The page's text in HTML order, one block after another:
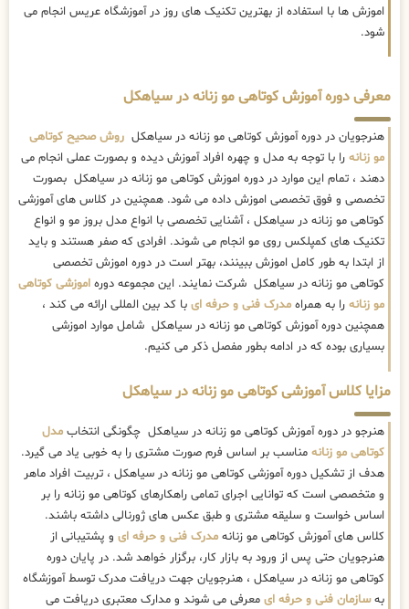
اموزش ها با استفاده از بهترین تکنیک های روز در آموزشگاه عریس انجام می
شود.
معرفی دوره آموزش کوتاهی مو زنانه در سیاهکل
هنرجویان در دوره آموزش کوتاهی مو زنانه در سیاهکل روش صحیح کوتاهی
مو زنانه را با توجه به مدل و چهره افراد آموزش دیده و بصورت عملی انجام می
دهند ، تمام این موارد در دوره اموزش کوتاهی مو زنانه در سیاهکل بصورت
تخصصی و فوق تخصصی اموزش داده می شود. همچنین در کلاس های آموزشی
کوتاهی مو زنانه در سیاهکل ، آشنایی تخصصی با انواع مدل بروز مو و انواع
تکنیک های کمپلکس روی مو انجام می شوند. افرادی که صفر هستند و باید
از ابتدا به طور کامل اموزش ببینند، بهتر است در دوره اموزش تخصصی
کوتاهی مو زنانه در سیاهکل شرکت نمایند. این مجموعه دوره اموزشی کوتاهی
مو زنانه را به همراه مدرک فنی و حرفه ای با کد بین المللی ارائه می کند ،
همچنین دوره آموزش کوتاهی مو زنانه در سیاهکل شامل موارد اموزشی
بسیاری بوده که در ادامه بطور مفصل ذکر می کنیم.
مزایا کلاس آموزشی کوتاهی مو زنانه در سیاهکل
هنرجو در دوره آموزش کوتاهی مو زنانه در سیاهکل چگونگی انتخاب مدل
کوتاهی مو زنانه مناسب بر اساس فرم صورت مشتری را به خوبی یاد می گیرد.
هدف از تشکیل دوره آموزشی کوتاهی مو زنانه در سیاهکل ، تربیت افراد ماهر
و متخصصی است که توانایی اجرای تمامی راهکارهای کوتاهی مو زنانه را بر
اساس خواست و سلیقه مشتری و طبق عکس های ژورنالی داشته باشند.
کلاس های آموزش کوتاهی مو زنانه مدرک فنی و حرفه ای و پشتیبانی از
هنرجویان حتی پس از ورود به بازار کار، برگزار خواهد شد. در پایان دوره
کوتاهی مو زنانه در سیاهکل ، هنرجویان جهت دریافت مدرک توسط آموزشگاه
بهسازمان فنی و حرفه ای معرفی می شوند و مدارک معتبری دریافت می